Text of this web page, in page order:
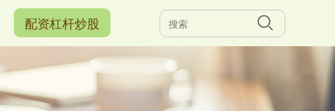
配资杠杆炒股